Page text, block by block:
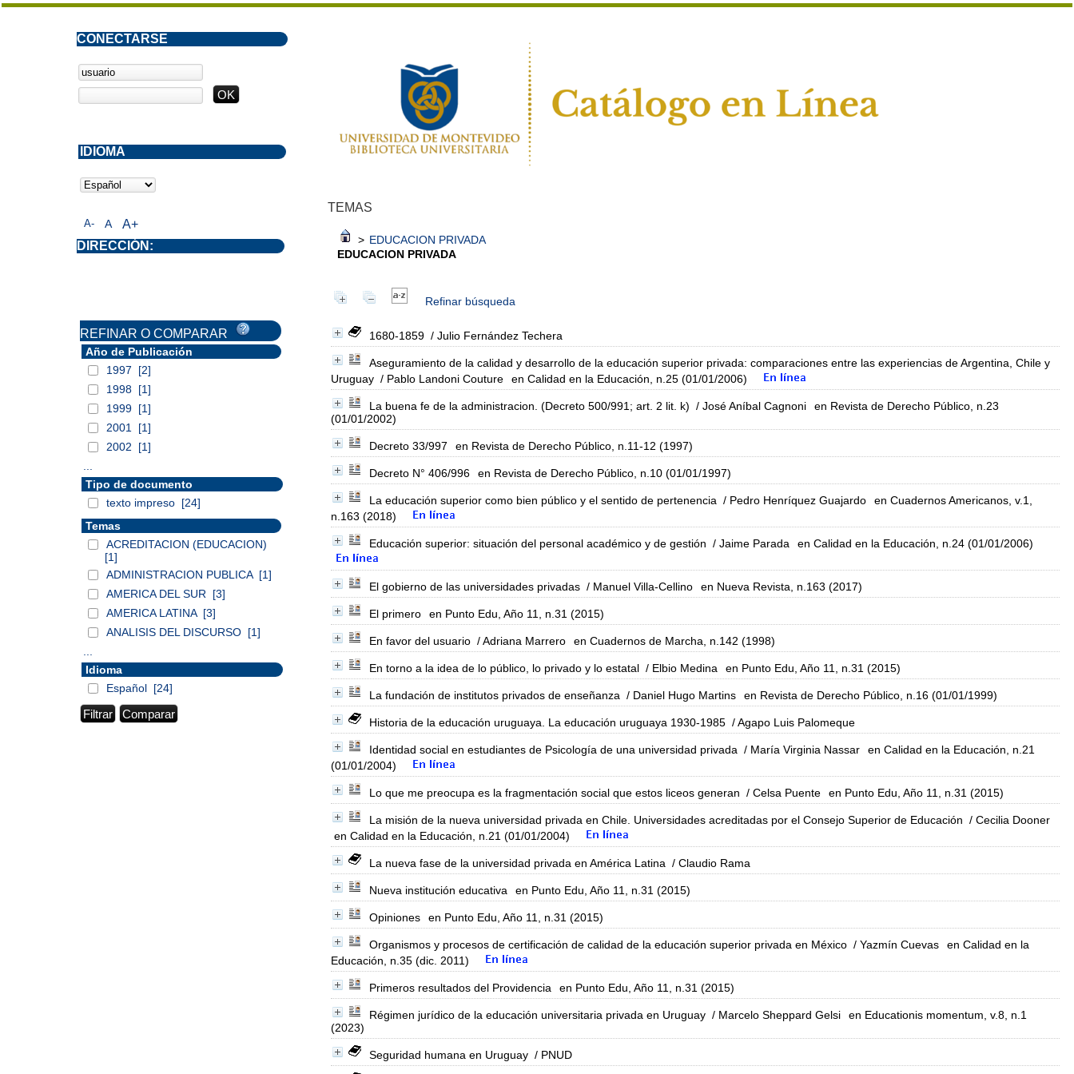
TEMAS
> EDUCACION PRIVADA
EDUCACION PRIVADA
Refinar búsqueda
1680-1859 / Julio Fernández Techera
Aseguramiento de la calidad y desarrollo de la educación superior privada: comparaciones entre las experiencias de Argentina, Chile y
Uruguay / Pablo Landoni Couture en Calidad en la Educación, n.25 (01/01/2006)
La buena fe de la administracion. (Decreto 500/991; art. 2 lit. k) / José Aníbal Cagnoni
en Revista de Derecho Público, n.23
(01/01/2002)
Decreto 33/997 en Revista de Derecho Público, n.11-12 (1997)
Decreto N° 406/996 en Revista de Derecho Público, n.10 (01/01/1997)
La educación superior como bien público y el sentido de pertenencia / Pedro Henríquez Guajardo
en Cuadernos Americanos, v.1,
n.163 (2018)
Educación superior: situación del personal académico y de gestión / Jaime Parada en Calidad en la Educación, n.24 (01/01/2006)
El gobierno de las universidades privadas / Manuel Villa-Cellino en Nueva Revista, n.163 (2017)
El primero en Punto Edu, Año 11, n.31 (2015)
En favor del usuario / Adriana Marrero en Cuadernos de Marcha, n.142 (1998)
En torno a la idea de lo público, lo privado y lo estatal / Elbio Medina en Punto Edu, Año 11, n.31 (2015)
La fundación de institutos privados de enseñanza / Daniel Hugo Martins en Revista de Derecho Público, n.16 (01/01/1999)
Historia de la educación uruguaya. La educación uruguaya 1930-1985 / Agapo Luis Palomeque
Identidad social en estudiantes de Psicología de una universidad privada / María Virginia Nassar
en Calidad en la Educación, n.21
(01/01/2004)
Lo que me preocupa es la fragmentación social que estos liceos generan / Celsa Puente en Punto Edu, Año 11, n.31 (2015)
La misión de la nueva universidad privada en Chile. Universidades acreditadas por el Consejo Superior de Educación / Cecilia Dooner
en Calidad en la Educación, n.21 (01/01/2004)
La nueva fase de la universidad privada en América Latina / Claudio Rama
Nueva institución educativa en Punto Edu, Año 11, n.31 (2015)
Opiniones en Punto Edu, Año 11, n.31 (2015)
Organismos y procesos de certificación de calidad de la educación superior privada en México / Yazmín Cuevas
en Calidad en la
Educación, n.35 (dic. 2011)
Primeros resultados del Providencia en Punto Edu, Año 11, n.31 (2015)
Régimen jurídico de la educación universitaria privada en Uruguay / Marcelo Sheppard Gelsi
en Educationis momentum, v.8, n.1
(2023)
Seguridad humana en Uruguay / PNUD
A- A A+
CONECTARSE
DIRECCIÓN:
IDIOMA
REFINAR O COMPARAR
Año de Publicación
1997
[2]
1998 [1]
1999 [1]
2001
[1]
2002
[1]
Tipo de documento
texto impreso [24]
Temas
ACREDITACION (EDUCACION)
[1]
ADMINISTRACION PUBLICA [1]
AMERICA DEL SUR
[3]
AMERICA LATINA [3]
ANALISIS DEL DISCURSO [1]
Idioma
Español [24]